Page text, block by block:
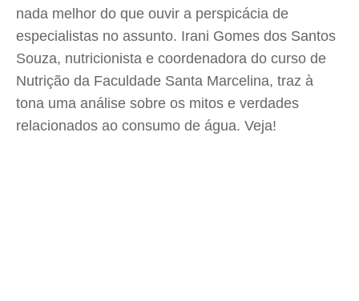
nada melhor do que ouvir a perspicácia de
especialistas no assunto. Irani Gomes dos Santos
Souza, nutricionista e coordenadora do curso de
Nutrição da Faculdade Santa Marcelina, traz à
tona uma análise sobre os mitos e verdades
relacionados ao consumo de água. Veja!